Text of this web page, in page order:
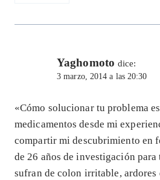
Yaghomoto dice:
3 marzo, 2014 a las 20:30
«Cómo solucionar tu problema
medicamentos desde mi
compartir mi descubrimiento en
de 26 años de investigación para
sufran de colon irritable, ardores